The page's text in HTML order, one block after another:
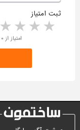
ثبت امتیاز
3 stars 2 stars 1 star امتیاز از ۰ رای